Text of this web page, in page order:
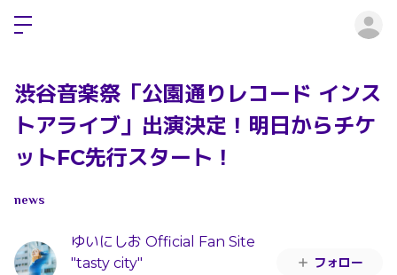
渋谷音楽祭「公園通りレコード インス
トアライブ」出演決定！明日からチケ
ットFC先行スタート！
news
ゆいにしお Official Fan Site
"tasty city"
フォロー